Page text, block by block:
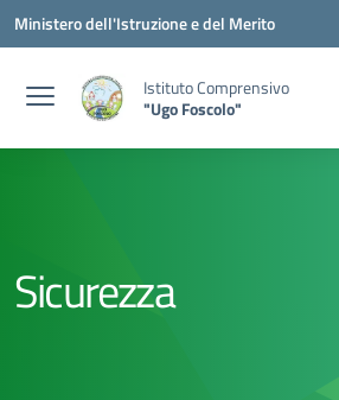
Vai ai contenuti
Vai al menu di navigazione
Vai al footer
Ministero dell'Istruzione e del Merito
Istituto Comprensivo
"Ugo Foscolo"
Sicurezza